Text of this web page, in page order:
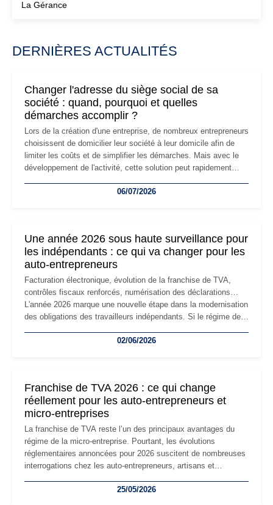
La Gérance
DERNIÈRES ACTUALITÉS
Changer l'adresse du siège social de sa
société : quand, pourquoi et quelles
démarches accomplir ?
Lors de la création d'une entreprise, de nombreux entrepreneurs
choisissent de domicilier leur société à leur domicile afin de
limiter les coûts et de simplifier les démarches. Mais avec le
développement de l'activité, cette solution peut rapidement
professionnels, recrutement, image de marque… Le
06/07/2026
Une année 2026 sous haute surveillance pour
les indépendants : ce qui va changer pour les
auto-entrepreneurs
Facturation électronique, évolution de la franchise de TVA,
contrôles fiscaux renforcés, numérisation des déclarations…
L'année 2026 marque une nouvelle étape dans la modernisation
des obligations des travailleurs indépendants. Si le régime de
les auto-entrepreneurs devront s'adapter à un environnement
02/06/2026
Franchise de TVA 2026 : ce qui change
réellement pour les auto-entrepreneurs et
micro-entreprises
La franchise de TVA reste l’un des principaux avantages du
régime de la micro-entreprise. Pourtant, les évolutions
réglementaires annoncées pour 2026 suscitent de nombreuses
interrogations chez les auto-entrepreneurs, artisans et
facturation ou risque de bascule vers la TVA : les règles
25/05/2026